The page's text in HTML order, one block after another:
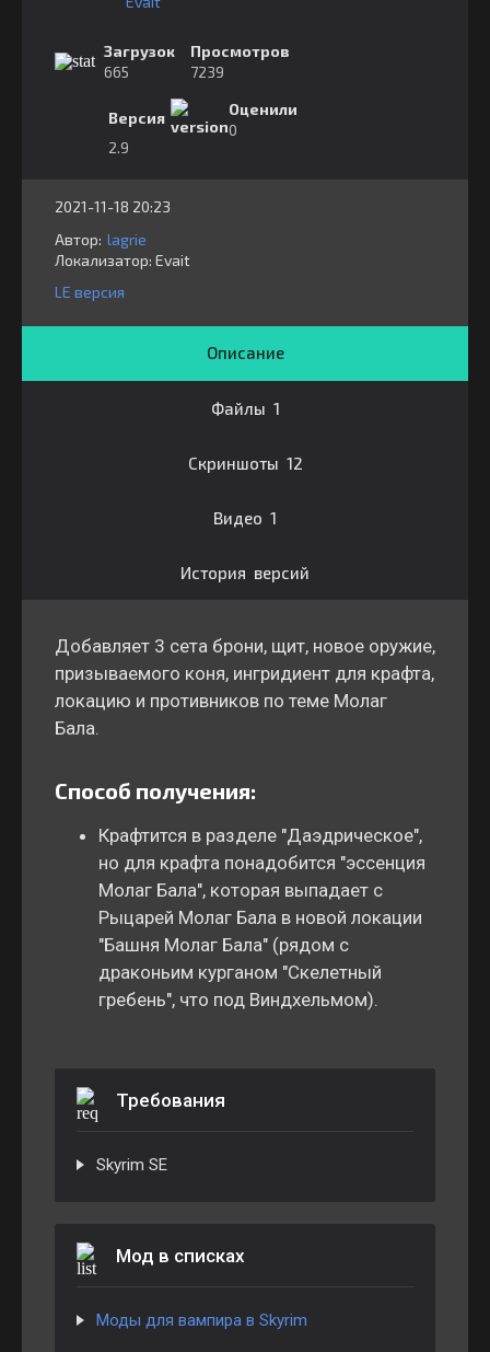
Загрузок
665
Просмотров
7239
Версия
2.9
Оценили
0
2021-11-18 20:23
Автор: lagrie
Локализатор: ⁣⁣⁣Evait
LE версия
Описание
Файлы 1
Скриншоты 12
Видео 1
История версий
Добавляет 3 сета брони, щит, новое оружие,
призываемого коня, ингридиент для крафта,
локацию и противников по теме Молаг
Бала.
Способ получения:
Крафтится в разделе "Даэдрическое",
но для крафта понадобится "эссенция
Молаг Бала", которая выпадает с
Рыцарей Молаг Бала в новой локации
"Башня Молаг Бала" (рядом с
драконьим курганом "Скелетный
гребень", что под Виндхельмом).
Требования
Skyrim SE
Мод в списках
Моды для вампира в Skyrim